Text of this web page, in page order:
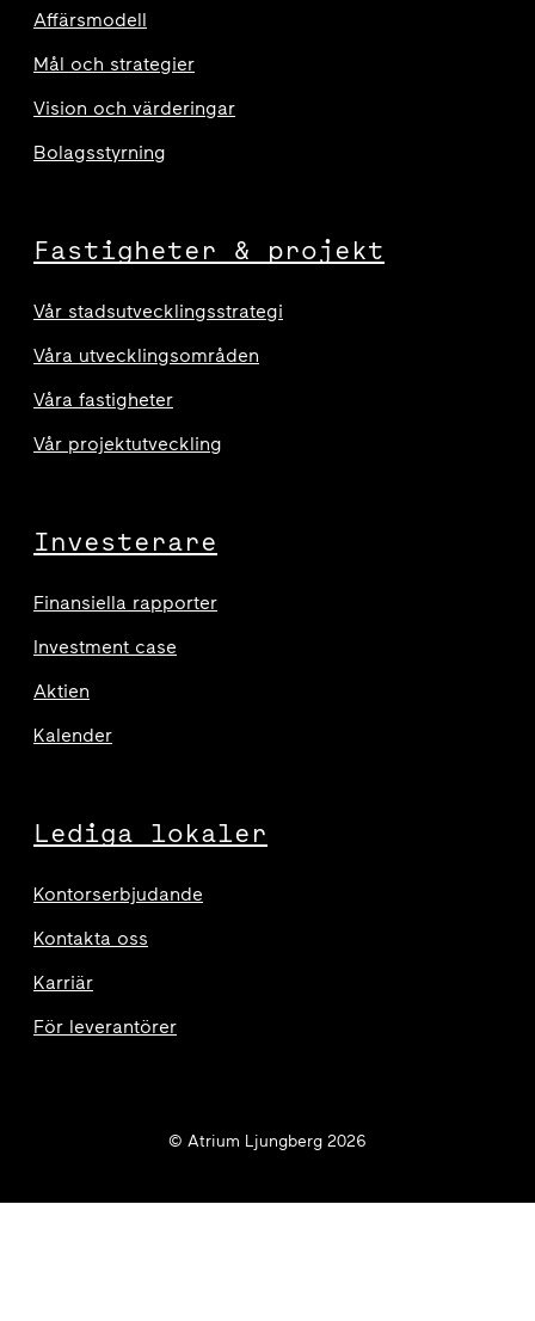
Affärsmodell
Mål och strategier
Vision och värderingar
Bolagsstyrning
Fastigheter & projekt
Vår stadsutvecklingsstrategi
Våra utvecklingsområden
Våra fastigheter
Vår projektutveckling
Investerare
Finansiella rapporter
Investment case
Aktien
Kalender
Lediga lokaler
Kontorserbjudande
Kontakta oss
Karriär
För leverantörer
© Atrium Ljungberg 2026